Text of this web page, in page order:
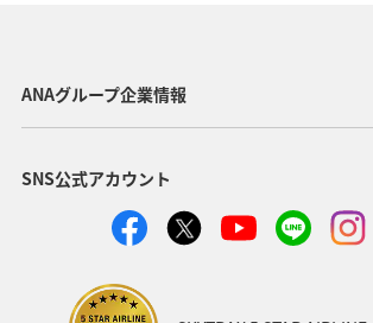
鳥取県 東京都 帰省 神奈川県
関東・甲信越地方
ブロンズサービス 機内 手荷物
スーパーフライヤーズ
ANAグループ企業情報
SNS公式アカウント